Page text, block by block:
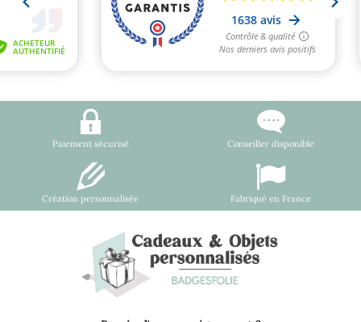
Paiement sécurisé Conseiller disponible
Création personnalisée Fabriqué en France